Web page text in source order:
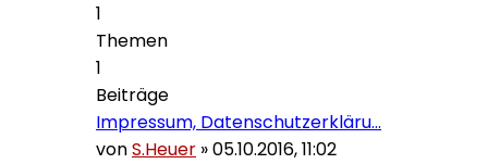
1
Themen
1
Beiträge
Impressum, Datenschutzerkläru…
vonS.Heuer »05.10.2016, 11:02